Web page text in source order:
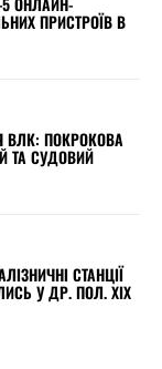
ПРИСТРОЇВ В
ВЛК: ПОКРОКОВА
ТА СУДОВИЙ
СТАНЦІЇ
У ДР. ПОЛ. XIX